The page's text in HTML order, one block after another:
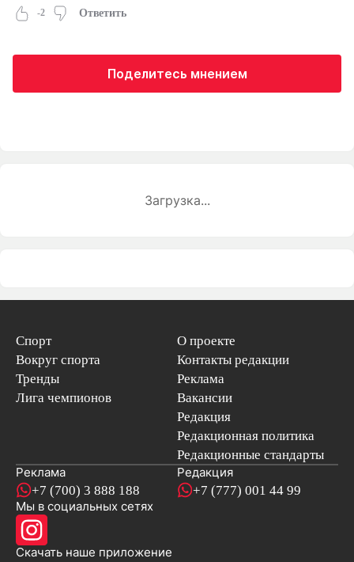
-2 Ответить
Поделитесь мнением
Загрузка...
Спорт
Вокруг спорта
Тренды
Лига чемпионов
О проекте
Контакты редакции
Реклама
Вакансии
Редакция
Редакционная политика
Редакционные стандарты
Реклама
+7 (700) 3 888 188
Редакция
+7 (777) 001 44 99
Мы в социальных сетях
Скачать наше приложениеновостей